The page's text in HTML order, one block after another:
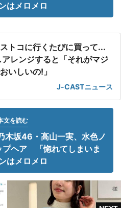
はメロメロ
トコに行くたびに買って...
レンジすると「それがマジ
いしいの!」
J-CASTニュース
文を読む
木坂46・高山一実、水色ノ
プヘア 「惚れてしまいま
はメロメロ